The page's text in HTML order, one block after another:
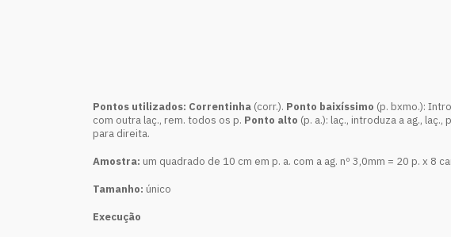
Pontos utilizados: Correntinha (corr.). Ponto baixíssimo (p. bxmo.):
com outra laç., rem. todos os p. Ponto alto (p. a.): laç., introduza a ag.,
para direita.
Amostra: um quadrado de 10 cm em p. a. com a ag. nº 3,0mm = 20 p. x 8
Tamanho: único
Execução